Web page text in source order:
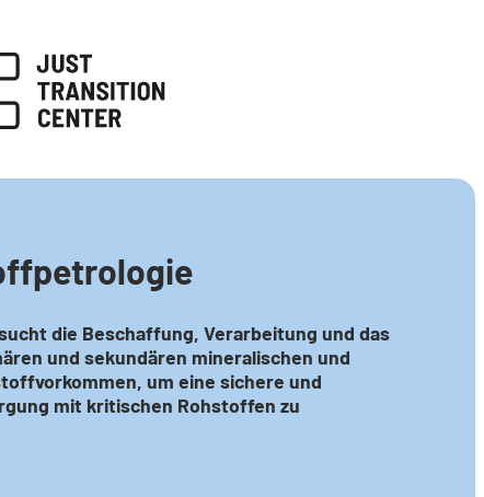
die Beschaffung, Verarbeitung und das
und sekundären mineralischen und
um eine sichere und
mit kritischen Rohstoffen zu